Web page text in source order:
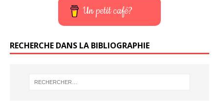
Un petit café?
RECHERCHE DANS LA BIBLIOGRAPHIE